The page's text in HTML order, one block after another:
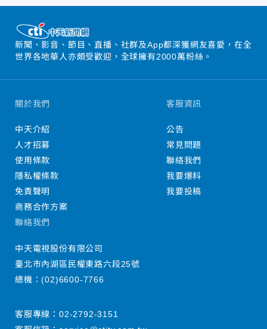
新聞、影音、節目、直播、社群及App都深獲網友喜愛，在全
世界各地華人亦頗受歡迎，全球擁有2000萬粉絲。
關於我們
中天介紹
人才招募
使用條款
隱私權條款
免責聲明
商務合作方案
客服資訊
公告
常見問題
聯絡我們
我要爆料
我要投稿
聯絡我們
中天電視股份有限公司
臺北市內湖區民權東路六段25號
總機：(02)6600-7766
客服專線： 02-2792-3151